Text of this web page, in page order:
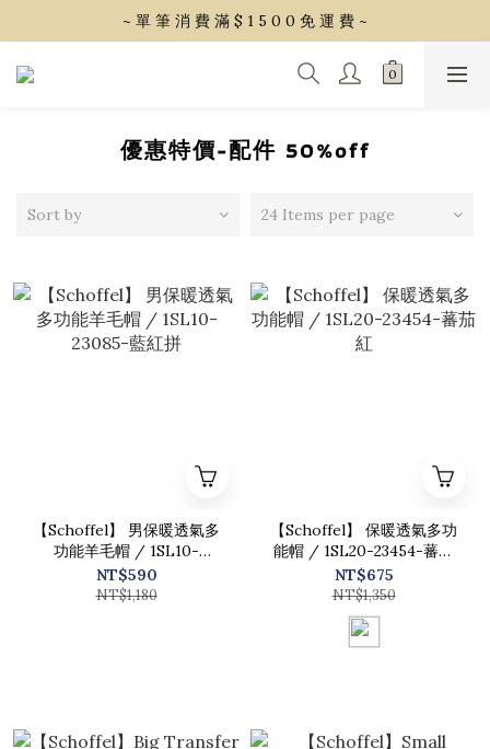
~ 單 筆 消 費 滿 $ 1 5 0 0 免 運 費 ~
~ 單 筆 消 費 滿 $ 1 5 0 0 免 運 費 ~
會 員 享 2% 點 數 回 饋 (1點=1元)
優惠特價-配件 50%off
Sort by 24 Items per page
【Schoffel】 男保暖透氣多
功能羊毛帽 / 1SL10-
23085-藍紅拼
NT$590
NT$1,180
【Schoffel】 保暖透氣多功
能帽 / 1SL20-23454-蕃茄
紅
NT$675
NT$1,350